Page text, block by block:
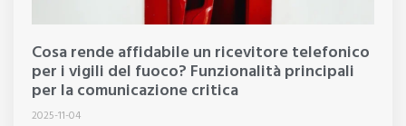
Cosa rende affidabile un ricevitore telefonico
per i vigili del fuoco? Funzionalità principali
per la comunicazione critica
2025-11-04